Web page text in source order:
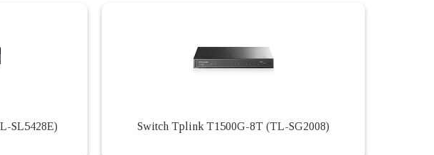
SL5428E) Switch Tplink T1500G-8T (TL-SG2008)